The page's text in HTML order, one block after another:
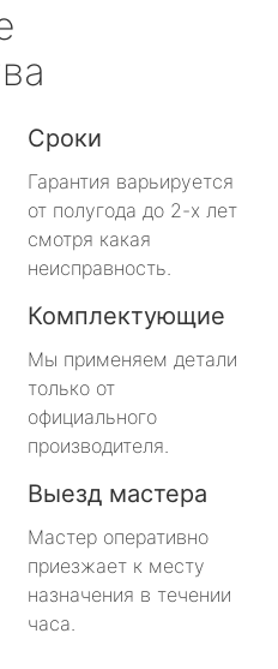
Сроки
Гарантия варьируется
от полугода до 2-х лет
смотря какая
неисправность.
Комплектующие
Мы применяем детали
только от
официального
производителя.
Выезд мастера
Мастер оперативно
приезжает к месту
назначения в течении
часа.